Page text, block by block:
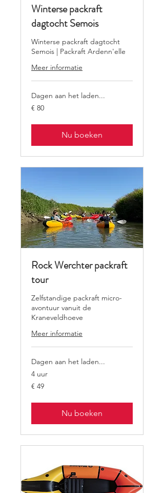
Winterse packraft
dagtocht Semois
Winterse packraft dagtocht
Semois | Packraft Ardenn'elle
Meer informatie
Dagen aan het laden...
80
euro
€ 80
Nu boeken
Rock Werchter packraft
tour
Zelfstandige packraft micro-
avontuur vanuit de
Kraneveldhoeve
Meer informatie
Dagen aan het laden...
4 uur
49
euro
€ 49
Nu boeken